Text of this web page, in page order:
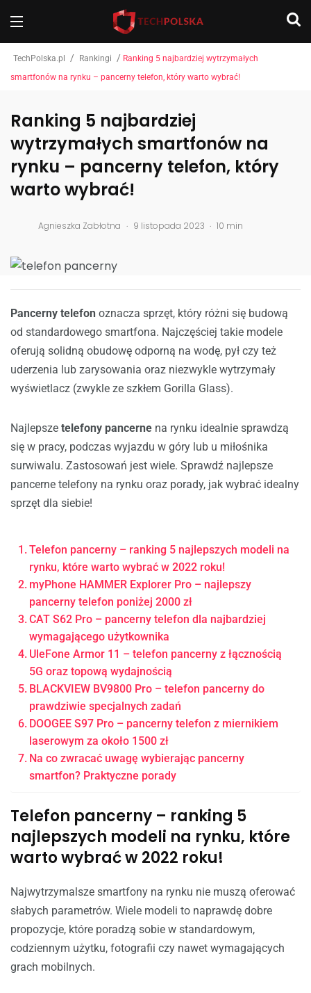
TechPolska.pl / Rankingi / Ranking 5 najbardziej wytrzymałych
smartfonów na rynku – pancerny telefon, który warto wybrać!
Ranking 5 najbardziej
wytrzymałych smartfonów na
rynku – pancerny telefon, który
warto wybrać!
Agnieszka Zabłotna . 9 listopada 2023 . 10 min
Pancerny telefon oznacza sprzęt, który różni się budową
od standardowego smartfona. Najczęściej takie modele
oferują solidną obudowę odporną na wodę, pył czy też
uderzenia lub zarysowania oraz niezwykle wytrzymały
wyświetlacz (zwykle ze szkłem Gorilla Glass).
Najlepsze telefony pancerne na rynku idealnie sprawdzą
się w pracy, podczas wyjazdu w góry lub u miłośnika
surwiwalu. Zastosowań jest wiele. Sprawdź najlepsze
pancerne telefony na rynku oraz porady, jak wybrać idealny
sprzęt dla siebie!
Telefon pancerny – ranking 5 najlepszych modeli na
rynku, które warto wybrać w 2022 roku!
myPhone HAMMER Explorer Pro – najlepszy
pancerny telefon poniżej 2000 zł
CAT S62 Pro – pancerny telefon dla najbardziej
wymagającego użytkownika
UleFone Armor 11 – telefon pancerny z łącznością
5G oraz topową wydajnością
BLACKVIEW BV9800 Pro – telefon pancerny do
prawdziwie specjalnych zadań
DOOGEE S97 Pro – pancerny telefon z miernikiem
laserowym za około 1500 zł
Na co zwracać uwagę wybierając pancerny
smartfon? Praktyczne porady
Telefon pancerny – ranking 5
najlepszych modeli na rynku, które
warto wybrać w 2022 roku!
Najwytrzymalsze smartfony na rynku nie muszą oferować
słabych parametrów. Wiele modeli to naprawdę dobre
propozycje, które poradzą sobie w standardowym,
codziennym użytku, fotografii czy nawet wymagających
grach mobilnych.